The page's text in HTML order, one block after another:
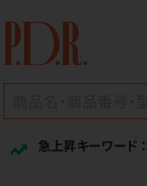
急上昇キーワード ：